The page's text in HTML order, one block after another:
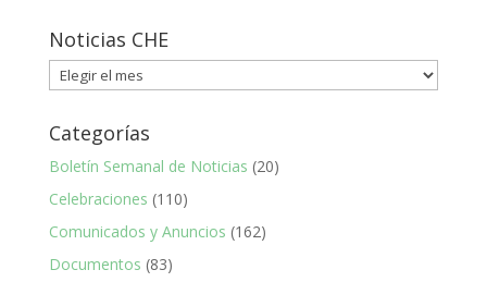
Noticias CHE
Noticias
CHE
Categorías
Boletín Semanal de Noticias (20)
Celebraciones (110)
Comunicados y Anuncios (162)
Documentos (83)